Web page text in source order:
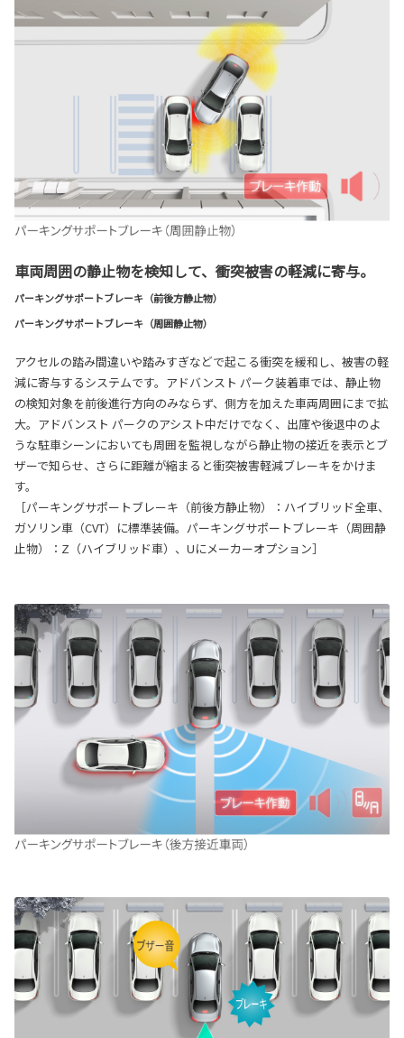
車両周囲の静止物を検知して、衝突被害の軽減に寄与。
パーキングサポートブレーキ（前後方静止物）
パーキングサポートブレーキ（周囲静止物）
アクセルの踏み間違いや踏みすぎなどで起こる衝突を緩和し、被害の軽
減に寄与するシステムです。アドバンスト パーク装着車では、静止物
の検知対象を前後進行方向のみならず、側方を加えた車両周囲にまで拡
大。アドバンスト パークのアシスト中だけでなく、出庫や後退中のよ
うな駐車シーンにおいても周囲を監視しながら静止物の接近を表示とブ
ザーで知らせ、さらに距離が縮まると衝突被害軽減ブレーキをかけま
す。
［パーキングサポートブレーキ（前後方静止物）：ハイブリッド全車、
ガソリン車（CVT）に標準装備。パーキングサポートブレーキ（周囲静
止物）：Z（ハイブリッド車）、Uにメーカーオプション］